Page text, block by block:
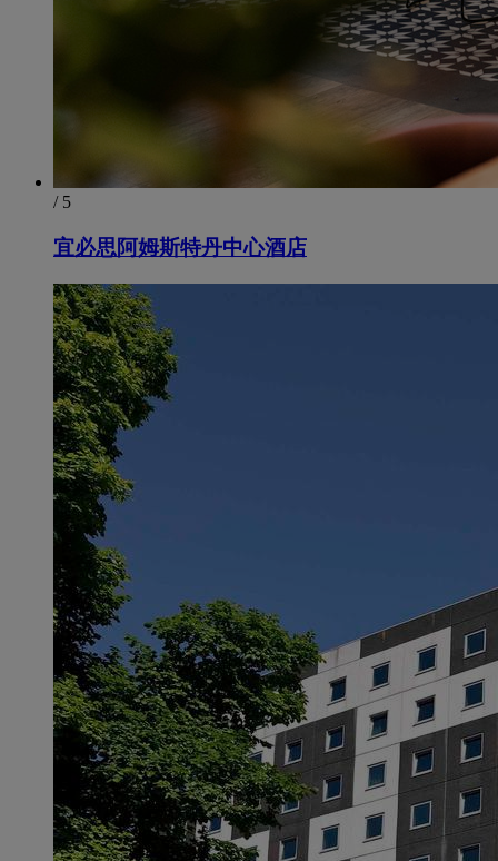
/ 5
宜必思阿姆斯特丹中心酒店